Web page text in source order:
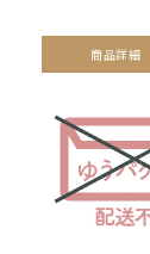
デコ部
商品詳細